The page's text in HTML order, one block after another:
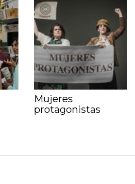
Mujeres
protagonistas